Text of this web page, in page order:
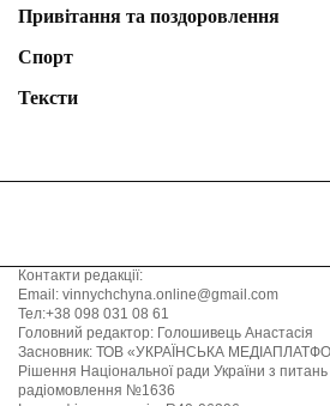
Привітання та поздоровлення
Спорт
Тексти
Контакти редакції:
Email: vinnychchyna.online@gmail.com
Тел:+38 098 031 08 61
Головний редактор: Голошивець Анастасія
Засновник: ТОВ «УКРАЇНСЬКА
Рішення Національної ради України з
радіомовлення №1636